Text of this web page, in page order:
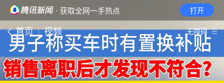
· 获取全网一手热点 打开
首页 视频 无障碍